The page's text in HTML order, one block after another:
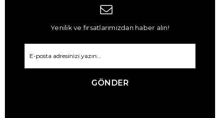
Yenilik ve fırsatlarımızdan haber alın!
GÖNDER